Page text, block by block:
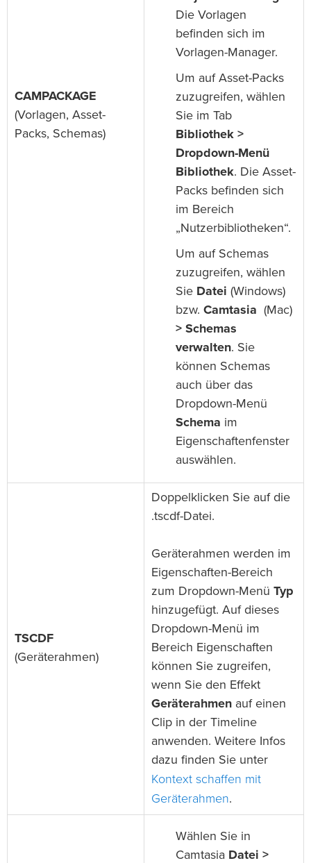
CAMPACKAGE
(Vorlagen, Asset-
Packs, Schemas)
Die Vorlagen
befinden sich im
Vorlagen-Manager.
Um auf Asset-Packs
zuzugreifen, wählen
Sie im Tab
Bibliothek >
Dropdown-Menü
Bibliothek. Die Asset-
Packs befinden sich
im Bereich
„Nutzerbibliotheken“.
Um auf Schemas
zuzugreifen, wählen
Sie Datei (Windows)
bzw. Camtasia
(Mac)
> Schemas
verwalten. Sie
können Schemas
auch über das
Dropdown-Menü
Schema im
Eigenschaftenfenster
auswählen.
TSCDF
(Geräterahmen)
Doppelklicken Sie auf die
.tscdf-Datei.
Geräterahmen werden im
Eigenschaften-Bereich
zum Dropdown-Menü Typ
hinzugefügt. Auf dieses
Dropdown-Menü im
Bereich Eigenschaften
können Sie zugreifen,
wenn Sie den Effekt
Geräterahmen auf einen
Clip in der Timeline
anwenden. Weitere Infos
dazu finden Sie unter
Kontext schaffen mit
Geräterahmen.
Wählen Sie in
Camtasia Datei >